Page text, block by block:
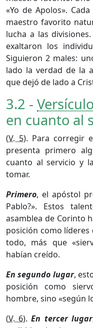
«Yo de Apolos».
maestro favorito
lucha a las
exaltaron los
Siguieron 2 males:
lado la verdad de la
que dejó de lado a
3.2 -
en cuanto al
(V. 5). Para corregir
presenta primero
cuanto al servicio y
tomar.
Primero, el apóstol
Pablo?». Estos
asamblea de Corinto
posición como
todo, más que
habían creído.
En segundo lugar,
posición como
hombre, sino «según
(V. 6).En tercer lugar